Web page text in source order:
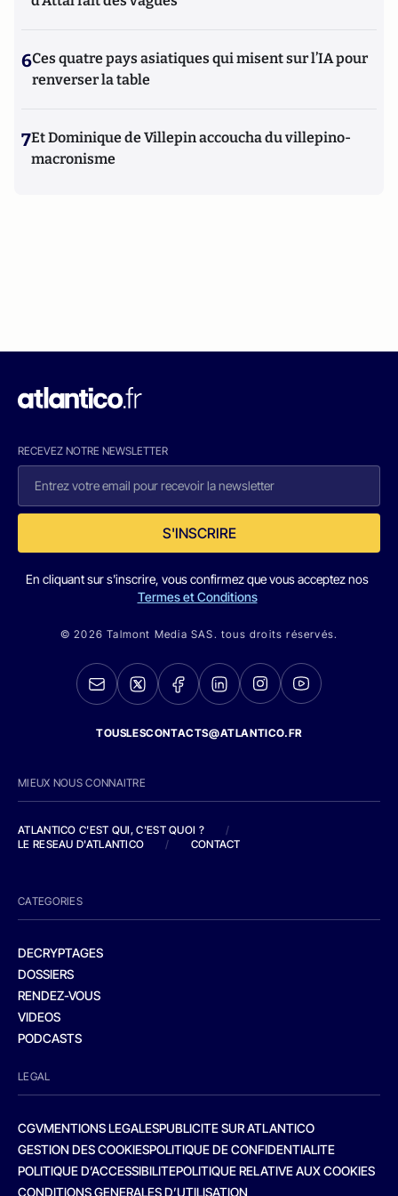
6Ces quatre pays asiatiques qui misent sur l’IA pour
renverser la table
7Et Dominique de Villepin accoucha du villepino-
macronisme
RECEVEZ NOTRE NEWSLETTER
S'INSCRIRE
En cliquant sur s'inscrire, vous confirmez que vous acceptez nos
Termes et Conditions
© 2026 Talmont Media SAS. tous droits réservés.
TOUSLESCONTACTS@ATLANTICO.FR
MIEUX NOUS CONNAITRE
ATLANTICO C'EST QUI, C'EST QUOI ?
/
LE RESEAU D'ATLANTICO
/ CONTACT
CATEGORIES
DECRYPTAGES
DOSSIERS
RENDEZ-VOUS
VIDEOS
PODCASTS
LEGAL
CGVMENTIONS LEGALESPUBLICITE SUR ATLANTICO
GESTION DES COOKIESPOLITIQUE DE CONFIDENTIALITE
POLITIQUE D’ACCESSIBILITEPOLITIQUE RELATIVE AUX COOKIES
CONDITIONS GENERALES D’UTILISATION